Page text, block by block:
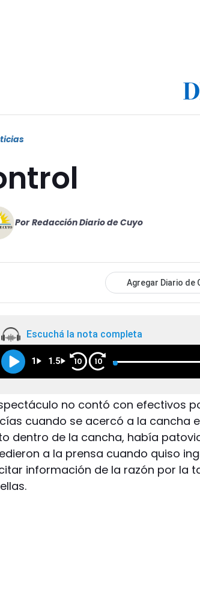
Por Redacción Diario de Cuyo
Agregar Diario de
Escuchá la nota completa
1 1.5 10 10
no contó con efectivos
cuando se acercó a la cancha
dentro de la cancha, había
a la prensa cuando quiso
información de la razón por la